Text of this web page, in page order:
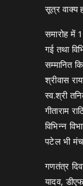
सूत्र वाक्य
समारोह में
गई तथा
सम्मानित
श्रीवास
स्व.श्री
गीताराम
विभिन्न
पटेल भी
गणतंत्र
यादव,